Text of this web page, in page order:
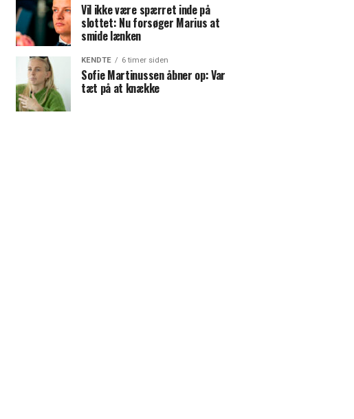
Vil ikke være spærret inde på
slottet: Nu forsøger Marius at
smide lænken
KENDTE 6 timer siden
Sofie Martinussen åbner op: Var
tæt på at knække